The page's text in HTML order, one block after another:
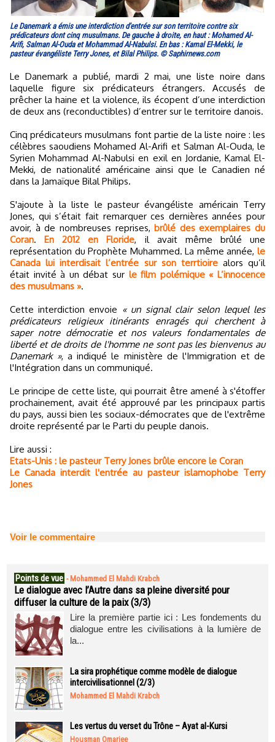
Le Danemark a émis une interdiction d'entrée sur son territoire contre six
prédicateurs dont cinq musulmans. De gauche à droite, en haut : Mohamed Al-
Arifi, Salman Al-Ouda et Mohammad Al-Nabulsi. En bas : Kamal El-Mekki, le
pasteur évangéliste Terry Jones, et Bilal Philips. © Saphirnews.com
Le Danemark a publié, mardi 2 mai, une liste noire dans
laquelle figure six prédicateurs étrangers. Accusés de
prêcher la haine et la violence, ils écopent d’une interdiction
de deux ans (reconductibles) d’entrer sur le territoire danois.
Cinq prédicateurs musulmans font partie de la liste noire : les
célèbres saoudiens Mohamed Al-Arifi et Salman Al-Ouda, le
Syrien Mohammad Al-Nabulsi en exil en Jordanie, Kamal El-
Mekki, de nationalité américaine ainsi que le Canadien né
dans la Jamaïque Bilal Philips.
S'ajoute à la liste le pasteur évangéliste américain Terry
Jones, qui s’était fait remarquer ces dernières années pour
avoir, à de nombreuses reprises,brûlé des exemplaires du
Coran.En 2012 en Floride, il avait même brûlé une
représentation du Prophète Muhammed. La même année, le
Canada lui interdisait l’entrée sur son terrtioirealors qu’il
était invité à un débat sur le film polémique « L’innocence
des musulmans ».
Cette interdiction envoie « un signal clair selon lequel les
prédicateurs religieux itinérants enragés qui cherchent à
saper notre démocratie et nos valeurs fondamentales de
liberté et de droits de l'homme ne sont pas les bienvenus au
Danemark », a indiqué le ministère de l'Immigration et de
l'Intégration dans un communiqué.
Le principe de cette liste, qui pourrait être amené à s'étoffer
prochainement, avait été approuvé par les principaux partis
du pays, aussi bien les sociaux-démocrates que de l'extrême
droite représenté par le Parti du peuple danois.
Lire aussi :
Etats-Unis : le pasteur Terry Jones brûle encore le Coran
Le Canada interdit l'entrée au pasteur islamophobe Terry
Jones
Voir le commentaire
Points de vue - Mohammed El Mahdi Krabch
Le dialogue avec l’Autre dans sa pleine diversité pour
diffuser la culture de la paix (3/3)
Lire la première partie ici : Les fondements du
dialogue entre les civilisations à la lumière de
la...
La sira prophétique comme modèle de dialogue
intercivilisationnel (2/3)
Mohammed El Mahdi Krabch
Les vertus du verset du Trône – Ayat al-Kursi
Housman Omarjee